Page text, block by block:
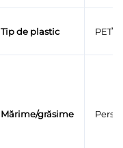
Tip de plastic PET\/
Mărime/grăsime